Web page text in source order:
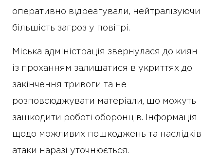
оперативно відреагували, нейтралізуючи
більшість загроз у повітрі.
Міська адміністрація звернулася до киян
із проханням залишатися в укриттях до
закінчення тривоги та не
розповсюджувати матеріали, що можуть
зашкодити роботі оборонців. Інформація
щодо можливих пошкоджень та наслідків
атаки наразі уточнюється.